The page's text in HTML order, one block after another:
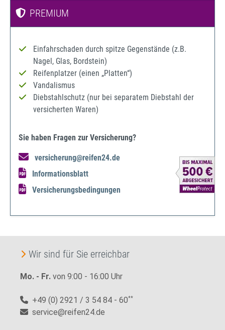
PREMIUM
Einfahrschaden durch spitze Gegenstände (z.B.
Nagel, Glas, Bordstein)
Reifenplatzer (einen „Platten“)
Vandalismus
Diebstahlschutz (nur bei separatem Diebstahl der
versicherten Waren)
Sie haben Fragen zur Versicherung?
versicherung@reifen24.de
Informationsblatt
Versicherungsbedingungen
Wir sind für Sie erreichbar
Mo. - Fr. von 9:00 - 16:00 Uhr
+49 (0) 2921 / 3 54 84 - 60**
service@reifen24.de